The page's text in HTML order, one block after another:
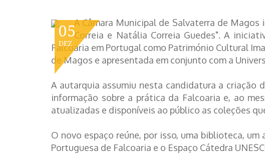
05
DEZ
A Câmara Municipal de Salvaterra de Magos
Correia e Natália Correia Guedes". A
Falcoaria em Portugal como Património Cultural
de Magos e apresentada em conjunto com a
A autarquia assumiu nesta candidatura a criação
informação sobre a prática da Falcoaria e, ao
atualizadas e disponíveis ao público as coleções
O novo espaço reúne, por isso, uma biblioteca,
Portuguesa de Falcoaria e o Espaço Cátedra